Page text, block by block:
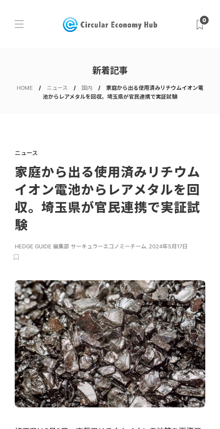
0
新着記事
HOME ニュース 国内
家庭から出る使用済みリチウムイオン電
池からレアメタルを回収。埼玉県が官民連携で実証試験
ニュース
家庭から出る使用済みリチウム
イオン電池からレアメタルを回
収。埼玉県が官民連携で実証試
験
HEDGE GUIDE 編集部 サーキュラーエコノミーチーム, 2024年5月17日